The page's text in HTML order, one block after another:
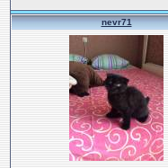
nevr71